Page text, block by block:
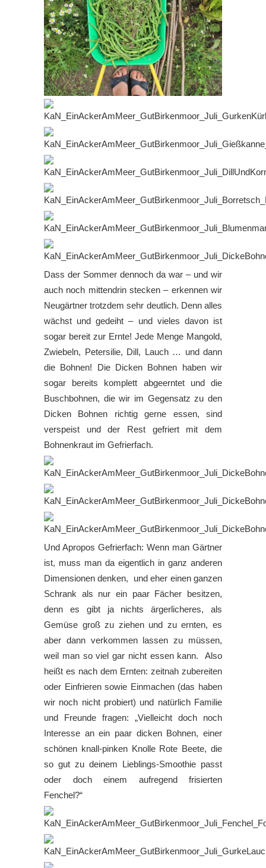
Dass der Sommer dennoch da war – und wir
auch noch mittendrin stecken – erkennen wir
Neugärtner trotzdem sehr deutlich. Denn alles
wächst und gedeiht – und vieles davon ist
sogar bereit zur Ernte! Jede Menge Mangold,
Zwiebeln, Petersilie, Dill, Lauch … und dann
die Bohnen! Die Dicken Bohnen haben wir
sogar bereits komplett abgeerntet und die
Buschbohnen, die wir im Gegensatz zu den
Dicken Bohnen richtig gerne essen, sind
verspeist und der Rest gefriert mit dem
Bohnenkraut im Gefrierfach.
Und Apropos Gefrierfach: Wenn man Gärtner
ist, muss man da eigentlich in ganz anderen
Dimensionen denken, und eher einen ganzen
Schrank als nur ein paar Fächer besitzen,
denn es gibt ja nichts ärgerlicheres, als
Gemüse groß zu ziehen und zu ernten, es
aber dann verkommen lassen zu müssen,
weil man so viel gar nicht essen kann. Also
heißt es nach dem Ernten: zeitnah zubereiten
oder Einfrieren sowie Einmachen (das haben
wir noch nicht probiert) und natürlich Familie
und Freunde fragen: „Vielleicht doch noch
Interesse an ein paar dicken Bohnen, einer
schönen knall-pinken Knolle Rote Beete, die
so gut zu deinem Lieblings-Smoothie passt
oder doch einem aufregend frisierten
Fenchel?“